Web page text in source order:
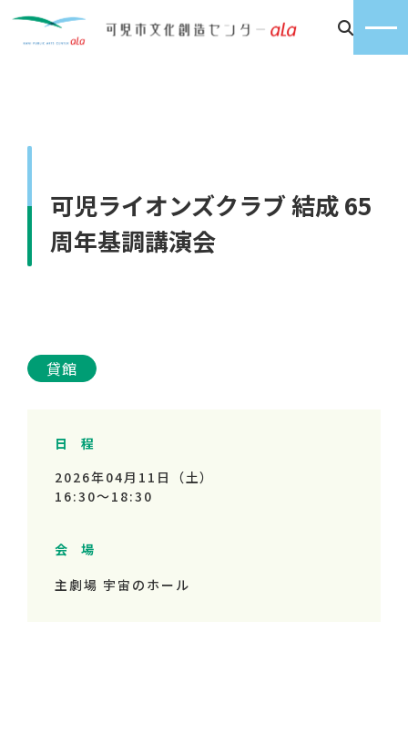
可児ライオンズクラブ 結成 65
周年基調講演会
貸館
日 程
2026年04月11日（土）
16:30～ 18:30
会 場
主劇場 宇宙のホール